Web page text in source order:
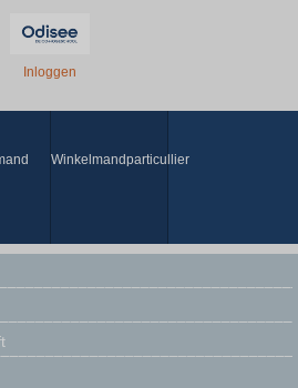
Inloggen
Winkelmandparticullier